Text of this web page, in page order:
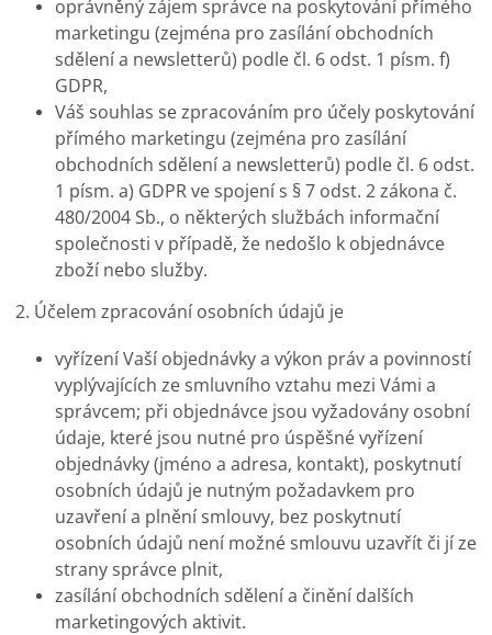
oprávněný zájem správce na poskytování přímého
marketingu (zejména pro zasílání obchodních
sdělení a newsletterů) podle čl. 6 odst. 1 písm. f)
GDPR,
Váš souhlas se zpracováním pro účely poskytování
přímého marketingu (zejména pro zasílání
obchodních sdělení a newsletterů) podle čl. 6 odst.
1 písm. a) GDPR ve spojení s § 7 odst. 2 zákona č.
480/2004 Sb., o některých službách informační
společnosti v případě, že nedošlo k objednávce
zboží nebo služby.
2. Účelem zpracování osobních údajů je
vyřízení Vaší objednávky a výkon práv a povinností
vyplývajících ze smluvního vztahu mezi Vámi a
správcem; při objednávce jsou vyžadovány osobní
údaje, které jsou nutné pro úspěšné vyřízení
objednávky (jméno a adresa, kontakt), poskytnutí
osobních údajů je nutným požadavkem pro
uzavření a plnění smlouvy, bez poskytnutí
osobních údajů není možné smlouvu uzavřít či jí ze
strany správce plnit,
zasílání obchodních sdělení a činění dalších
marketingových aktivit.